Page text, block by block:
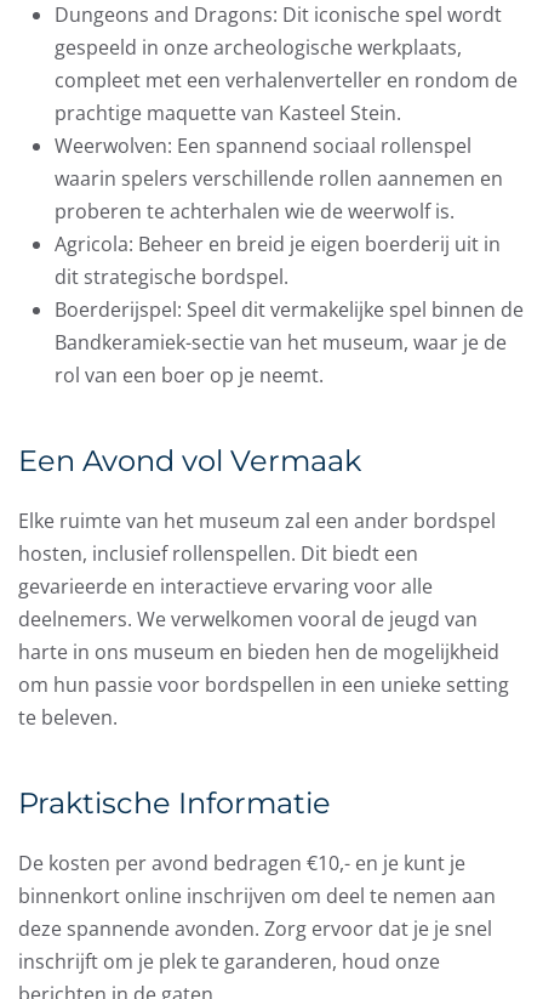
Dungeons and Dragons: Dit iconische spel wordt
gespeeld in onze archeologische werkplaats,
compleet met een verhalenverteller en rondom de
prachtige maquette van Kasteel Stein.
Weerwolven: Een spannend sociaal rollenspel
waarin spelers verschillende rollen aannemen en
proberen te achterhalen wie de weerwolf is.
Agricola: Beheer en breid je eigen boerderij uit in
dit strategische bordspel.
Boerderijspel: Speel dit vermakelijke spel binnen de
Bandkeramiek-sectie van het museum, waar je de
rol van een boer op je neemt.
Een Avond vol Vermaak
Elke ruimte van het museum zal een ander bordspel
hosten, inclusief rollenspellen. Dit biedt een
gevarieerde en interactieve ervaring voor alle
deelnemers. We verwelkomen vooral de jeugd van
harte in ons museum en bieden hen de mogelijkheid
om hun passie voor bordspellen in een unieke setting
te beleven.
Praktische Informatie
De kosten per avond bedragen €10,- en je kunt je
binnenkort online inschrijven om deel te nemen aan
deze spannende avonden. Zorg ervoor dat je je snel
inschrijft om je plek te garanderen, houd onze